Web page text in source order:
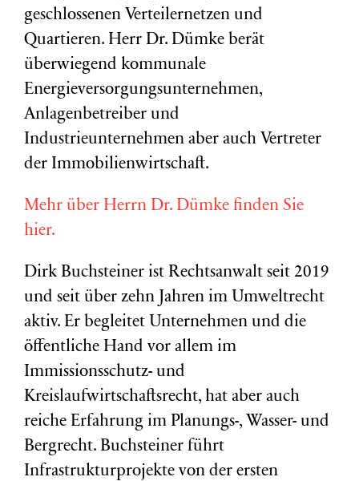
geschlossenen Verteilernetzen und
Quartieren. Herr Dr. Dümke berät
überwiegend kommunale
Energieversorgungsunternehmen,
Anlagenbetreiber und
Industrieunternehmen aber auch Vertreter
der Immobilienwirtschaft.
Mehr über Herrn Dr. Dümke finden Sie
hier.
Dirk Buchsteiner ist Rechtsanwalt seit 2019
und seit über zehn Jahren im Umweltrecht
aktiv. Er begleitet Unternehmen und die
öffentliche Hand vor allem im
Immissionsschutz- und
Kreislaufwirtschaftsrecht, hat aber auch
reiche Erfahrung im Planungs-, Wasser- und
Bergrecht. Buchsteiner führt
Infrastrukturprojekte von der ersten